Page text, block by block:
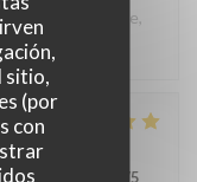
sitio,
(por
con
aimable,
/ Precio /5